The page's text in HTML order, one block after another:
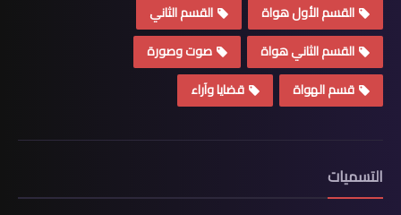
القسم الأول هواة
القسم الثاني
القسم الثاني هواة
صوت وصورة
قسم الهواة
قضايا وآراء
التسميات